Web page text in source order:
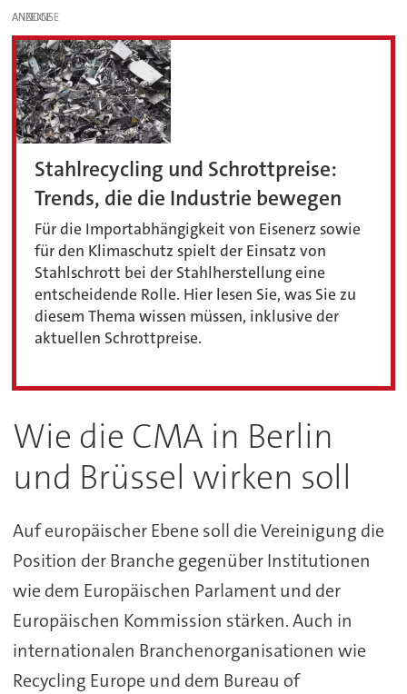
ANZEIGE
Stahlrecycling und Schrottpreise:
Trends, die die Industrie bewegen
Für die Importabhängigkeit von Eisenerz sowie
für den Klimaschutz spielt der Einsatz von
Stahlschrott bei der Stahlherstellung eine
entscheidende Rolle. Hier lesen Sie, was Sie zu
diesem Thema wissen müssen, inklusive der
aktuellen Schrottpreise.
Wie die CMA in Berlin
und Brüssel wirken soll
Auf europäischer Ebene soll die Vereinigung die
Position der Branche gegenüber Institutionen
wie dem Europäischen Parlament und der
Europäischen Kommission stärken. Auch in
internationalen Branchenorganisationen wie
Recycling Europe und dem Bureau of